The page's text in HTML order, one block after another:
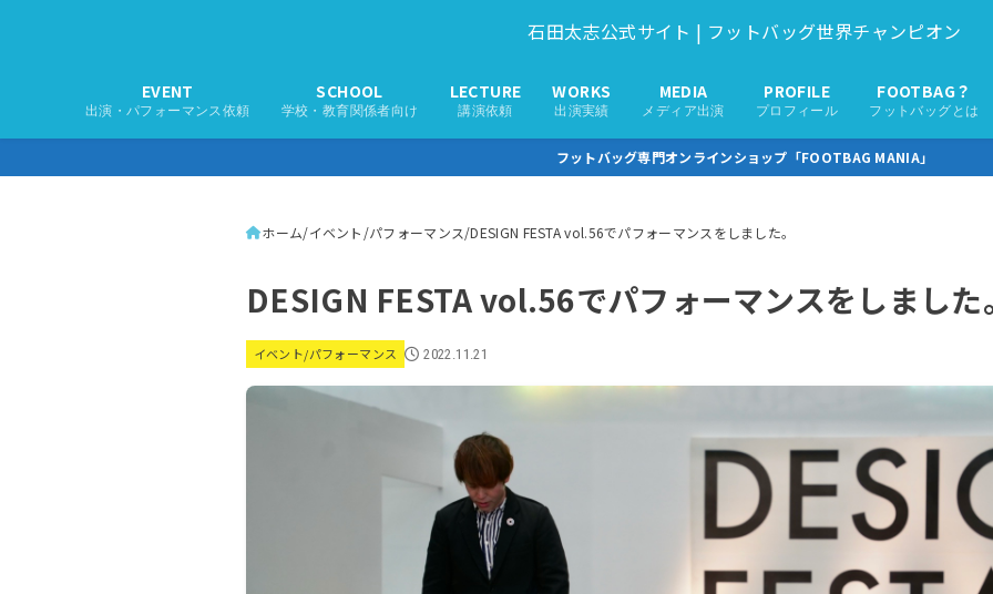
石田太志公式サイト | フットバッグ世界チャンピオン
EVENT
出演・パフォーマンス依頼
SCHOOL
学校・教育関係者向け
LECTURE
講演依頼
WORKS
出演実績
MEDIA
メディア出演
PROFILE
プロフィール
FOOTBAG？
フットバッグとは
フットバッグ専門オンラインショップ「FOOTBAG MANIA」
ホーム イベント/パフォーマンス DESIGN FESTA vol.56でパフォーマンスをしました。
DESIGN FESTA vol.56でパフォーマンスをしました
イベント/パフォーマンス 2022.11.21